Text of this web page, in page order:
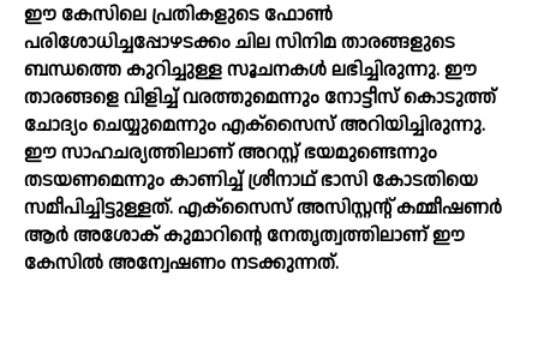
ഈ കേസിലെ പ്രതികളുടെ ഫോണ്‍
പരിശോധിച്ചപ്പോഴടക്കം ചില സിനിമ താരങ്ങളുടെ
ബന്ധത്തെ കുറിച്ചുള്ള സൂചനകള്‍ ലഭിച്ചിരുന്നു. ഈ
താരങ്ങളെ വിളിച്ച്‌ വരത്തുമെന്നും നോട്ടീസ് കൊടുത്ത്
ചോദ്യം ചെയ്യുമെന്നും എക്സൈസ് അറിയിച്ചിരുന്നു.
ഈ സാഹചര്യത്തിലാണ് അറസ്റ്റ് ഭയമുണ്ടെന്നും
തടയണമെന്നും കാണിച്ച്‌ ശ്രീനാഥ് ഭാസി കോടതിയെ
സമീപിച്ചിട്ടുള്ളത്. എക്‌സൈസ് അസിസ്റ്റന്റ് കമ്മീഷണർ
ആർ അശോക് കുമാറിന്റെ നേതൃത്വത്തിലാണ് ഈ
കേസില്‍ അന്വേഷണം നടക്കുന്നത്.